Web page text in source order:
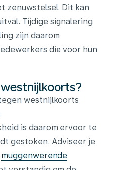
zenuwstelsel. Dit kan
Tijdige signalering
zijn daarom
die voor hun
westnijlkoorts
is daarom ervoor te
gestoken. Adviseer je
muggenwerende